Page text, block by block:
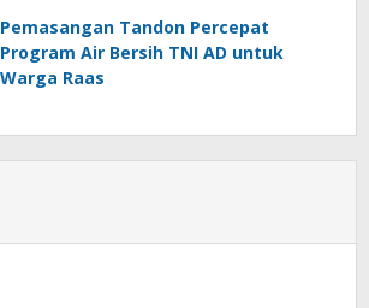
Pemasangan Tandon Percepat
Program Air Bersih TNI AD untuk
Warga Raas